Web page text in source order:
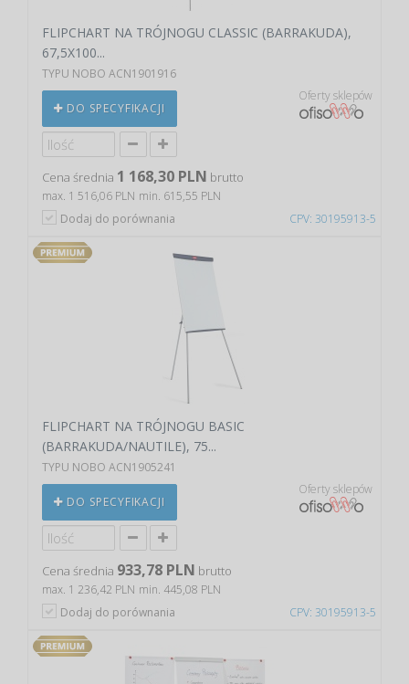
CPV: 30195913-5
FLIPCHART NA TRÓJNOGU CLASSIC (BARRAKUDA),
67,5X100...
TYPU NOBO ACN1901916
DO SPECYFIKACJI
Oferty sklepów
Cena średnia 1 168,30 PLN brutto
max. 1 516,06 PLN min. 615,55 PLN
Dodaj do porównania
CPV: 30195913-5
FLIPCHART NA TRÓJNOGU BASIC
(BARRAKUDA/NAUTILE), 75...
TYPU NOBO ACN1905241
DO SPECYFIKACJI
Oferty sklepów
Cena średnia 933,78 PLN brutto
max. 1 236,42 PLN min. 445,08 PLN
Dodaj do porównania